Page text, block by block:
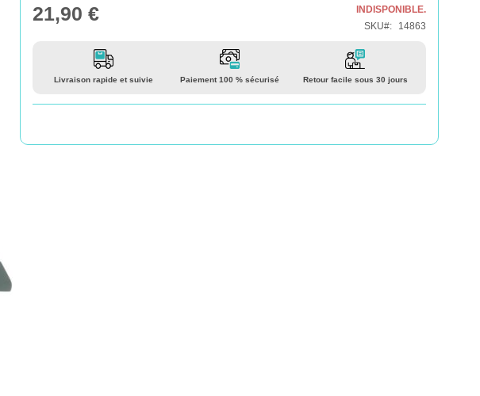
21,90 €
INDISPONIBLE.
SKU
14863
Livraison rapide et suivie Paiement 100 % sécurisé Retour facile sous 30 jours